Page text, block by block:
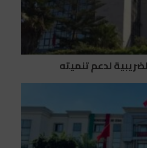
لدعم تنميته